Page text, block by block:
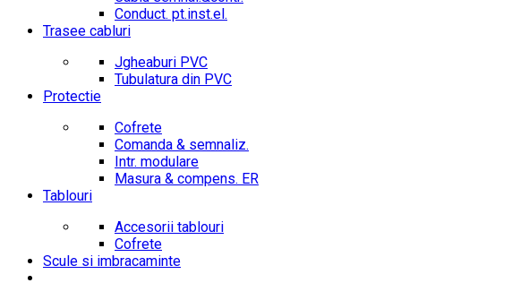
Conduct. pt.inst.el.
Trasee cabluri
Jgheaburi PVC
Tubulatura din PVC
Protectie
Cofrete
Comanda & semnaliz.
Intr. modulare
Masura & compens. ER
Tablouri
Accesorii tablouri
Cofrete
Scule si imbracaminte